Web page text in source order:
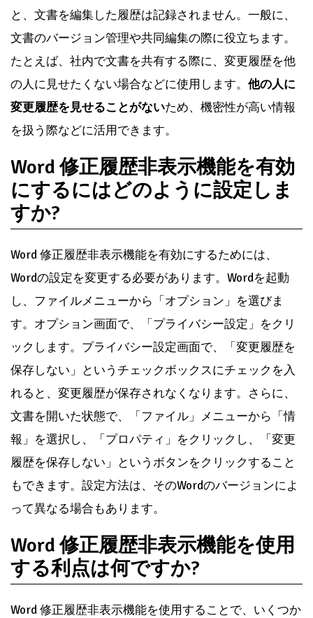
と、文書を編集した履歴は記録されません。一般に、
文書のバージョン管理や共同編集の際に役立ちます。
たとえば、社内で文書を共有する際に、変更履歴を他
の人に見せたくない場合などに使用します。 他の人に
変更履歴を見せることがないため、機密性が高い情報
を扱う際などに活用できます。
Word 修正履歴非表示機能を有効
にするにはどのように設定しま
すか?
Word 修正履歴非表示機能を有効にするためには、
Wordの設定を変更する必要があります。Wordを起動
し、ファイルメニューから「オプション」を選びま
す。オプション画面で、「プライバシー設定」をクリ
ックします。プライバシー設定画面で、「変更履歴を
保存しない」というチェックボックスにチェックを入
れると、変更履歴が保存されなくなります。さらに、
文書を開いた状態で、「ファイル」メニューから「情
報」を選択し、「プロパティ」をクリックし、「変更
履歴を保存しない」というボタンをクリックすること
もできます。設定方法は、そのWordのバージョンによ
って異なる場合もあります。
Word 修正履歴非表示機能を使用
する利点は何ですか?
Word 修正履歴非表示機能を使用することで、いくつか